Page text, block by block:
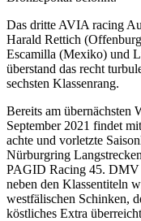
Das dritte AVIA racing
Harald Rettich
Escamilla (Mexiko) und
überstand das recht
sechsten Klassenrang.
Bereits am übernächsten
September 2021 findet
achte und vorletzte
Nürburgring
PAGID Racing 45. DMV
neben den Klassentiteln
westfälischen Schinken,
köstliches Extra